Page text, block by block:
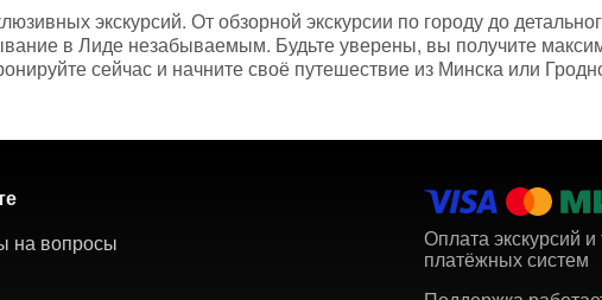
экскурсий. От обзорной экскурсии по городу до
в Лиде незабываемым. Будьте уверены, вы получите
сейчас и начните своё путешествие из Минска или
на вопросы
Оплата экскурсий
платёжных систем